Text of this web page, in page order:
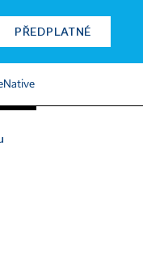
PŘEDPLATNÉ